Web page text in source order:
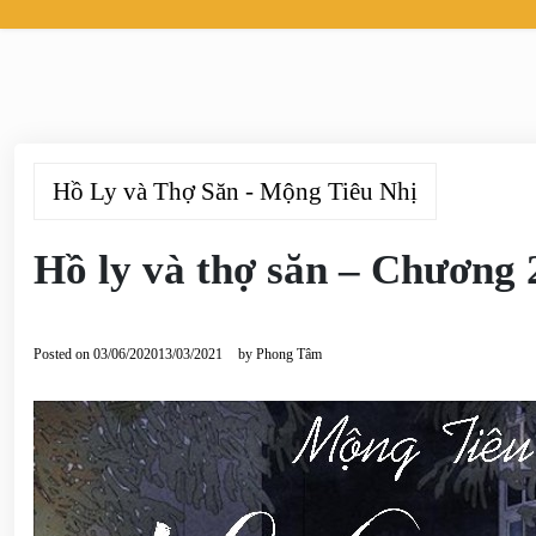
Hồ Ly và Thợ Săn - Mộng Tiêu Nhị
Hồ ly và thợ săn – Chương
Posted on 03/06/202013/03/2021 by Phong Tâm